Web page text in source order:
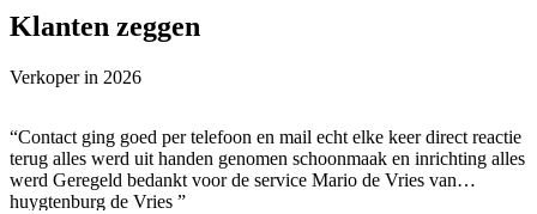
Klanten zeggen
Verkoper in 2026
“Contact ging goed per telefoon en mail echt elke keer direct reactie
terug alles werd uit handen genomen schoonmaak en inrichting alles
werd Geregeld bedankt voor de service Mario de Vries van
huygtenburg de Vries ”